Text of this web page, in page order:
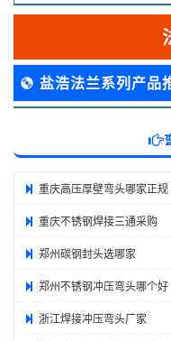
盐浩法兰系列产品
重庆高压厚壁弯头哪家正规
重庆不锈钢焊接三通采购
郑州碳钢封头选哪家
郑州不锈钢冲压弯头哪个好
浙江焊接冲压弯头厂家